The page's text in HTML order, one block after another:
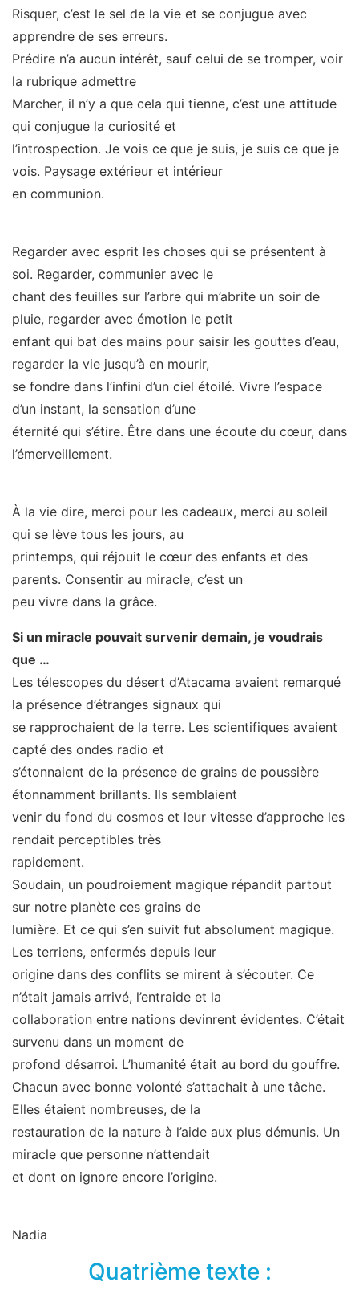
Risquer, c’est le sel de la vie et se conjugue avec
apprendre de ses erreurs.
Prédire n’a aucun intérêt, sauf celui de se tromper, voir
la rubrique admettre
Marcher, il n’y a que cela qui tienne, c’est une attitude
qui conjugue la curiosité et
l’introspection. Je vois ce que je suis, je suis ce que je
vois. Paysage extérieur et intérieur
en communion.
Regarder avec esprit les choses qui se présentent à
soi. Regarder, communier avec le
chant des feuilles sur l’arbre qui m’abrite un soir de
pluie, regarder avec émotion le petit
enfant qui bat des mains pour saisir les gouttes d’eau,
regarder la vie jusqu’à en mourir,
se fondre dans l’infini d’un ciel étoilé. Vivre l’espace
d’un instant, la sensation d’une
éternité qui s’étire. Être dans une écoute du cœur, dans
l’émerveillement.
À la vie dire, merci pour les cadeaux, merci au soleil
qui se lève tous les jours, au
printemps, qui réjouit le cœur des enfants et des
parents. Consentir au miracle, c’est un
peu vivre dans la grâce.
Si un miracle pouvait survenir demain, je voudrais
que …
Les télescopes du désert d’Atacama avaient remarqué
la présence d’étranges signaux qui
se rapprochaient de la terre. Les scientifiques avaient
capté des ondes radio et
s’étonnaient de la présence de grains de poussière
étonnamment brillants. Ils semblaient
venir du fond du cosmos et leur vitesse d’approche les
rendait perceptibles très
rapidement.
Soudain, un poudroiement magique répandit partout
sur notre planète ces grains de
lumière. Et ce qui s’en suivit fut absolument magique.
Les terriens, enfermés depuis leur
origine dans des conflits se mirent à s’écouter. Ce
n’était jamais arrivé, l’entraide et la
collaboration entre nations devinrent évidentes. C’était
survenu dans un moment de
profond désarroi. L’humanité était au bord du gouffre.
Chacun avec bonne volonté s’attachait à une tâche.
Elles étaient nombreuses, de la
restauration de la nature à l’aide aux plus démunis. Un
miracle que personne n’attendait
et dont on ignore encore l’origine.
Nadia
Quatrième texte :